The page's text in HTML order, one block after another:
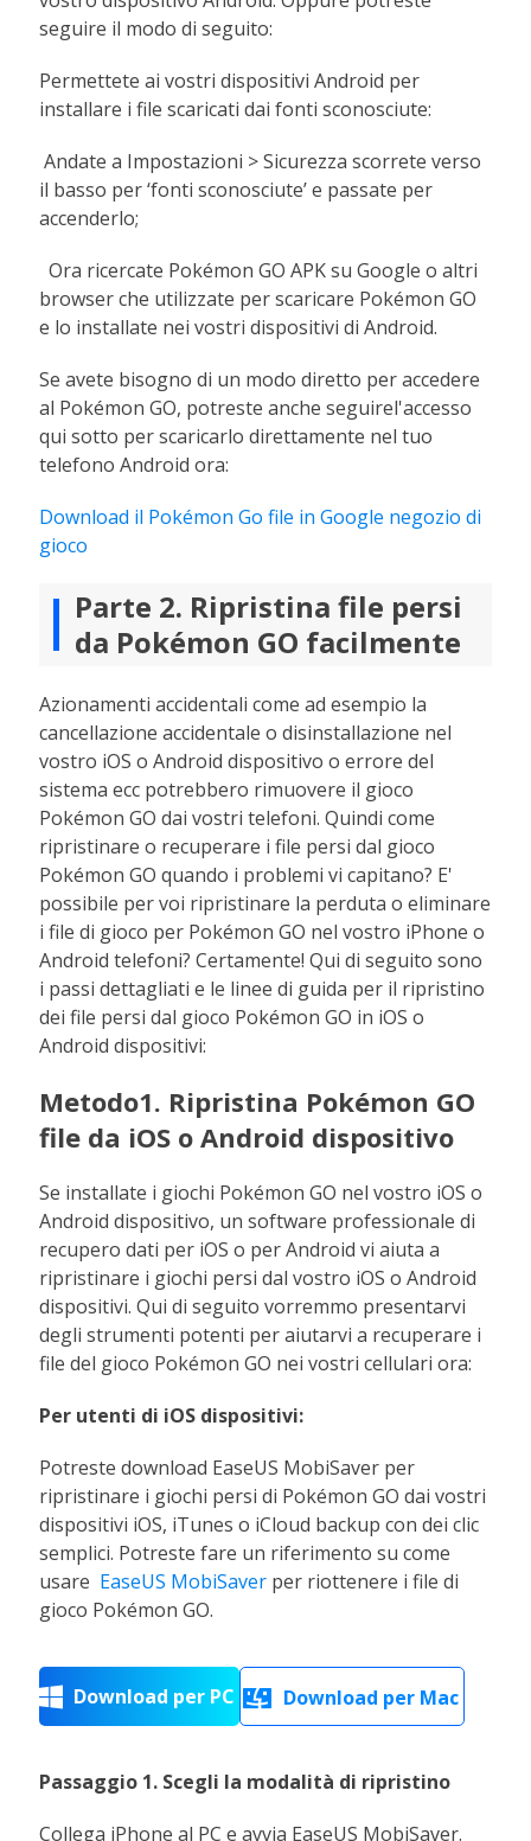
seguire il modo di seguito:
Permettete ai vostri dispositivi Android per
installare i file scaricati dai fonti sconosciute:
Andate a Impostazioni > Sicurezza scorrete verso
il basso per ‘fonti sconosciute’ e passate per
accenderlo;
Ora ricercate Pokémon GO APK su Google o altri
browser che utilizzate per scaricare Pokémon GO
e lo installate nei vostri dispositivi di Android.
Se avete bisogno di un modo diretto per accedere
al Pokémon GO, potreste anche seguirel'accesso
qui sotto per scaricarlo direttamente nel tuo
telefono Android ora:
Download il Pokémon Go file in Google negozio di
gioco
Parte 2. Ripristina file persi
da Pokémon GO facilmente
Azionamenti accidentali come ad esempio la
cancellazione accidentale o disinstallazione nel
vostro iOS o Android dispositivo o errore del
sistema ecc potrebbero rimuovere il gioco
Pokémon GO dai vostri telefoni. Quindi come
ripristinare o recuperare i file persi dal gioco
Pokémon GO quando i problemi vi capitano? E'
possibile per voi ripristinare la perduta o eliminare
i file di gioco per Pokémon GO nel vostro iPhone o
Android telefoni? Certamente! Qui di seguito sono
i passi dettagliati e le linee di guida per il ripristino
dei file persi dal gioco Pokémon GO in iOS o
Android dispositivi:
Metodo1. Ripristina Pokémon GO
file da iOS o Android dispositivo
Se installate i giochi Pokémon GO nel vostro iOS o
Android dispositivo, un software professionale di
recupero dati per iOS o per Android vi aiuta a
ripristinare i giochi persi dal vostro iOS o Android
dispositivi. Qui di seguito vorremmo presentarvi
degli strumenti potenti per aiutarvi a recuperare i
file del gioco Pokémon GO nei vostri cellulari ora:
Per utenti di iOS dispositivi:
Potreste download EaseUS MobiSaver per
ripristinare i giochi persi di Pokémon GO dai vostri
dispositivi iOS, iTunes o iCloud backup con dei clic
semplici. Potreste fare un riferimento su come
usare EaseUS MobiSaver per riottenere i file di
gioco Pokémon GO.
 Download per PC  Download per Mac
Passaggio 1. Scegli la modalità di ripristino
Collega iPhone al PC e avvia EaseUS MobiSaver.